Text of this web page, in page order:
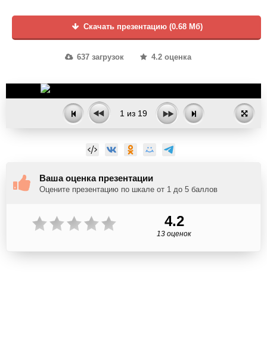
Скачать презентацию (0.68 Мб)
637 загрузок 4.2 оценка
1 из 19
Ваша оценка презентации
Оцените презентацию по шкале от 1 до 5 баллов
4.2
13 оценок